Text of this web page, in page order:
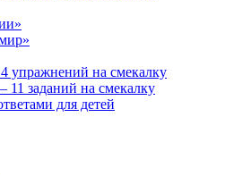
упражнений на смекалку
11 заданий на смекалку
для детей